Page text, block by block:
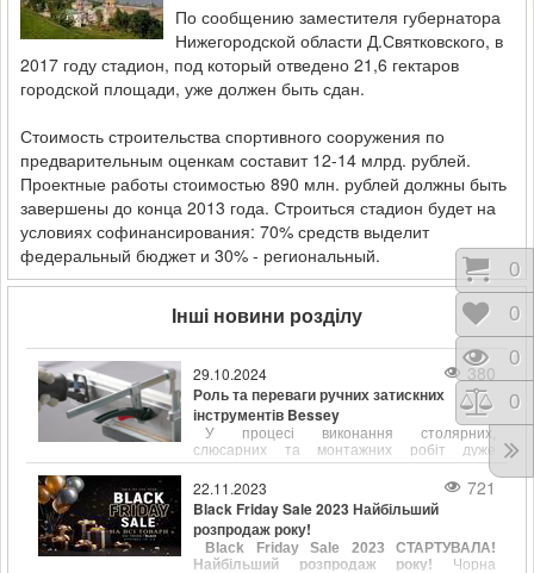
По сообщению заместителя губернатора
Нижегородской области Д.Святковского, в
2017 году стадион, под который отведено 21,6 гектаров
городской площади, уже должен быть сдан.
Стоимость строительства спортивного сооружения по
предварительным оценкам составит 12-14 млрд. рублей.
Проектные работы стоимостью 890 млн. рублей должны быть
завершены до конца 2013 года. Строиться стадион будет на
условиях софинансирования: 70% средств выделит
федеральный бюджет и 30% - региональный.
Інші новини розділу
29.10.2024 380
Роль та переваги ручних затискних
інструментів Bessey
У процесі виконання столярних,
слюсарних та монтажних робіт дуже
важливо забезпечити надійне та точне
фіксування деталей. Ручні затискні
інструменти, такі як струбцини є
незамінними помічниками для утримання
заготовок у потрібному положенні. Одним із
лідерів у виробництві струбцин є компанія
Bessey, відома своєю продукцією, що
22.11.2023 721
Black Friday Sale 2023 Найбільший
розпродаж року!
Black Friday Sale 2023 СТАРТУВАЛА!
Найбільший розпродаж року! Чорна
0
0
0
0